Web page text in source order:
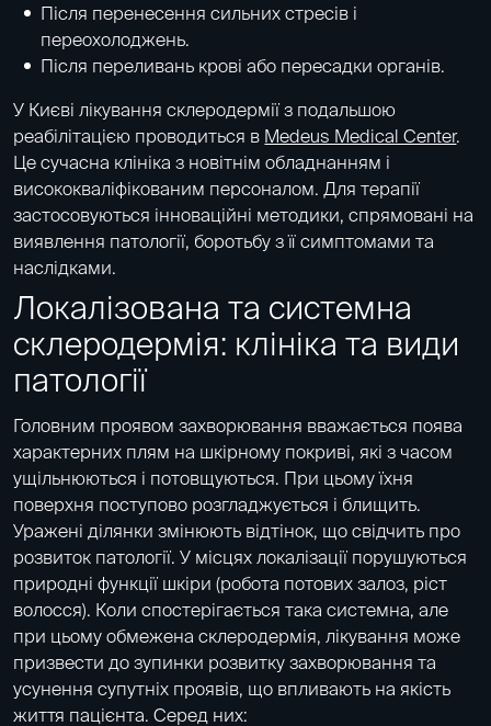
Після перенесення сильних стресів і
переохолоджень.
Після переливань крові або пересадки органів.
У Києві лікування склеродермії з подальшою
реабілітацією проводиться в Medeus Medical Center.
Це сучасна клініка з новітнім обладнанням і
висококваліфікованим персоналом. Для терапії
застосовуються інноваційні методики, спрямовані на
виявлення патології, боротьбу з її симптомами та
наслідками.
Локалізована та системна
склеродермія: клініка та види
патології
Головним проявом захворювання вважається поява
характерних плям на шкірному покриві, які з часом
ущільнюються і потовщуються. При цьому їхня
поверхня поступово розгладжується і блищить.
Уражені ділянки змінюють відтінок, що свідчить про
розвиток патології. У місцях локалізації порушуються
природні функції шкіри (робота потових залоз, ріст
волосся). Коли спостерігається така системна, але
при цьому обмежена склеродермія, лікування може
призвести до зупинки розвитку захворювання та
усунення супутніх проявів, що впливають на якість
життя пацієнта. Серед них: